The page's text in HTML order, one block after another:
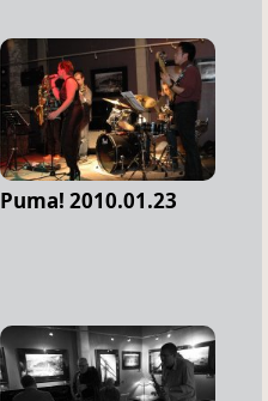
Puma! 2010.01.23